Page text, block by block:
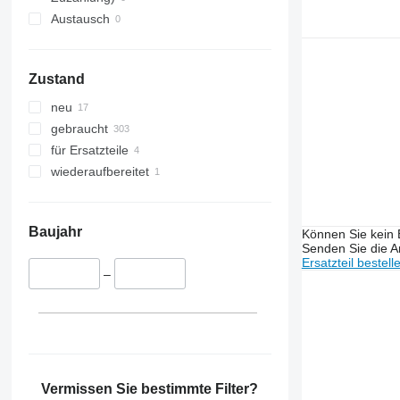
6620
6630
6920
7000
7700
7800
8330
8345 R
9620
Austausch
Zustand
neu
gebraucht
für Ersatzteile
wiederaufbereitet
Baujahr
–
Vermissen Sie bestimmte Filter?
Können Sie kein
Senden Sie die
Ersatzteil